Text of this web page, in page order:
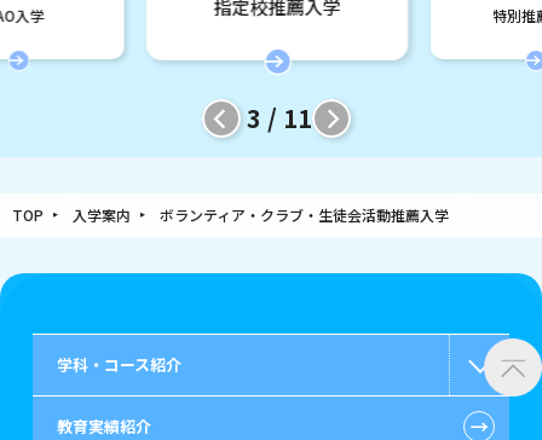
入学 指定校推薦入学 特別推
3 / 11
TOP 入学案内 ボランティア・クラブ・生徒会活動推薦入学
学科・コース紹介
国家公務員・地方公務員系
教育実績紹介 ←